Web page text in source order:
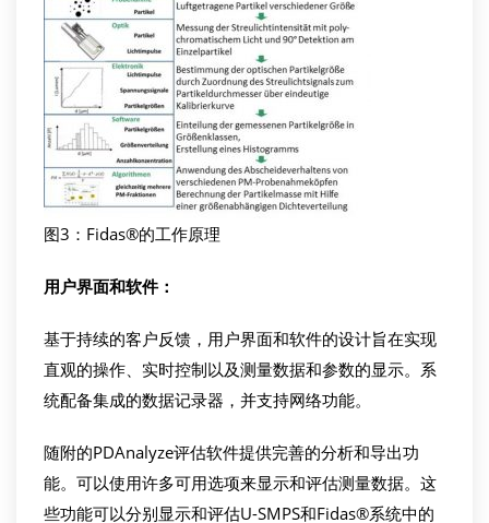
图3：Fidas®的工作原理
用户界面和软件：
基于持续的客户反馈，用户界面和软件的设计旨在实现
直观的操作、实时控制以及测量数据和参数的显示。系
统配备集成的数据记录器，并支持网络功能。
随附的PDAnalyze评估软件提供完善的分析和导出功
能。可以使用许多可用选项来显示和评估测量数据。这
些功能可以分别显示和评估U-SMPS和Fidas®系统中的